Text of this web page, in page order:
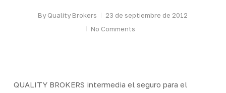
By Quality Brokers
23 de septiembre de 2012
No Comments
QUALITY BROKERS intermedia el seguro para el